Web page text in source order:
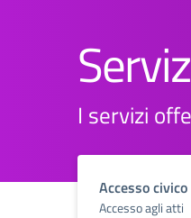
I servizi
Accesso civico
Accesso agli atti